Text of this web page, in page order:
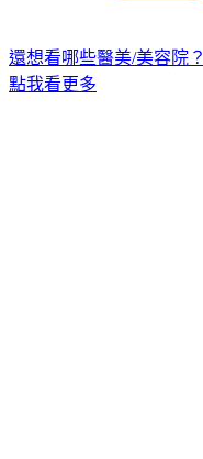
還想看哪些醫美/美容院？
點我看更多